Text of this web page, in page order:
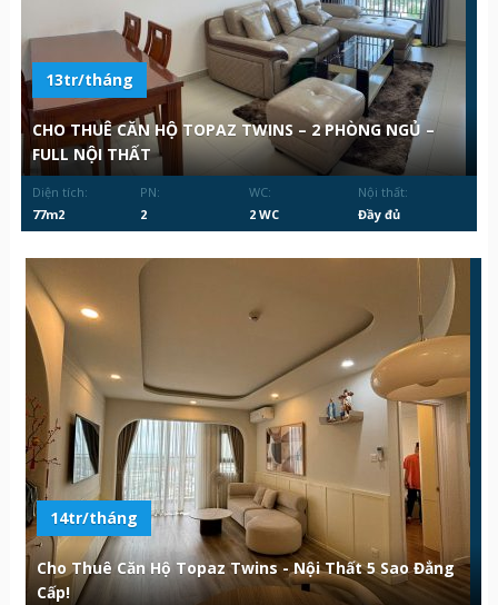
13tr/tháng
CHO THUÊ CĂN HỘ TOPAZ TWINS – 2 PHÒNG NGỦ –
FULL NỘI THẤT
Diện tích:
77m2
PN:
2
WC:
2 WC
Nội thất:
Đầy đủ
14tr/tháng
Cho Thuê Căn Hộ Topaz Twins - Nội Thất 5 Sao Đẳng
Cấp!